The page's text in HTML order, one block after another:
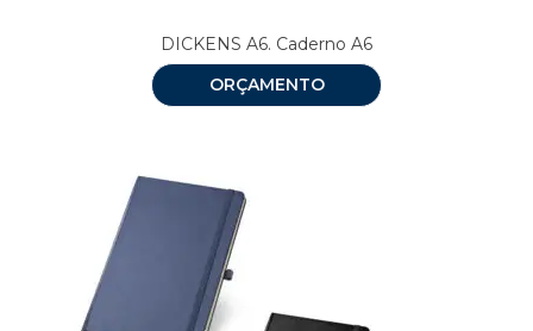
DICKENS A6. Caderno A6
ORÇAMENTO